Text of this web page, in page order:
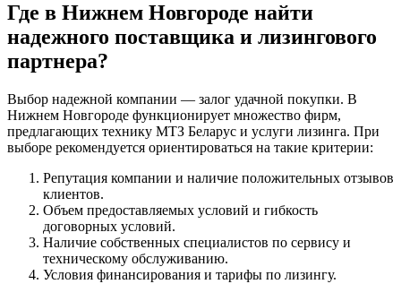
Где в Нижнем Новгороде найти
надежного поставщика и лизингового
партнера?
Выбор надежной компании — залог удачной покупки. В
Нижнем Новгороде функционирует множество фирм,
предлагающих технику МТЗ Беларус и услуги лизинга. При
выборе рекомендуется ориентироваться на такие критерии:
Репутация компании и наличие положительных отзывов
клиентов.
Объем предоставляемых условий и гибкость
договорных условий.
Наличие собственных специалистов по сервису и
техническому обслуживанию.
Условия финансирования и тарифы по лизингу.